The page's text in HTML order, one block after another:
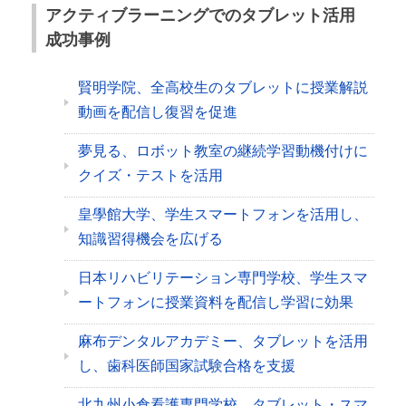
アクティブラーニングでのタブレット活用
成功事例
賢明学院、全高校生のタブレットに授業解説
動画を配信し復習を促進
夢見る、ロボット教室の継続学習動機付けに
クイズ・テストを活用
皇學館大学、学生スマートフォンを活用し、
知識習得機会を広げる
日本リハビリテーション専門学校、学生スマ
ートフォンに授業資料を配信し学習に効果
麻布デンタルアカデミー、タブレットを活用
し、歯科医師国家試験合格を支援